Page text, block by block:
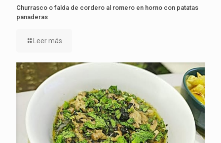
Churrasco o falda de cordero al romero en horno con patatas
panaderas
Leer más